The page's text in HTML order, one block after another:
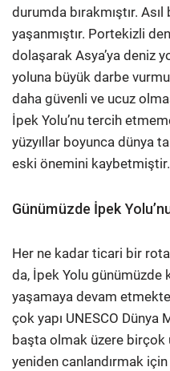
durumda bırakmıştır.
yaşanmıştır. Portekizli
dolaşarak Asya’ya deniz
yoluna büyük darbe
daha güvenli ve ucuz
İpek Yolu’nu tercih
yüzyıllar boyunca dünya
eski önemini kaybetmiştir.
Günümüzde İpek
Her ne kadar ticari bir
da, İpek Yolu
yaşamaya devam
çok yapı UNESCO Dünya
başta olmak üzere birçok
yeniden canlandırmak